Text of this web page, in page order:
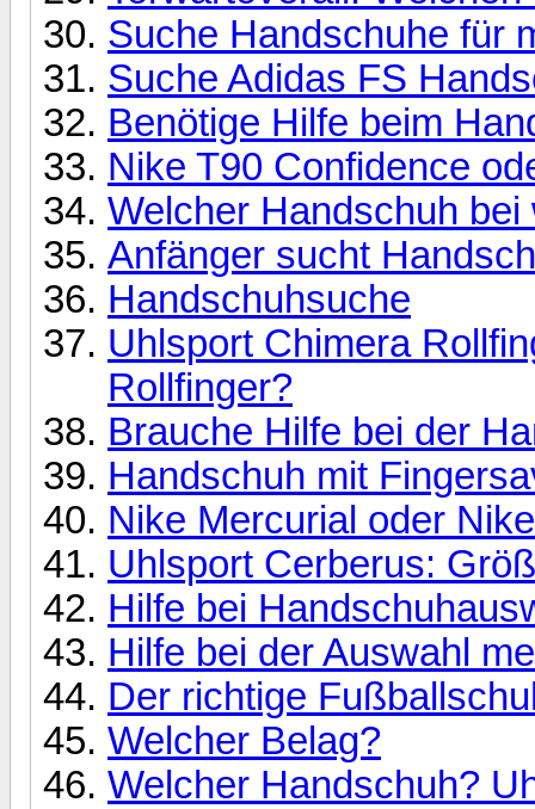
Suche Handschuhe für
Suche Adidas FS
Benötige Hilfe beim
Nike T90 Confidence
Welcher Handschuh
Anfänger sucht
Handschuhsuche
Uhlsport Chimera
Rollfinger?
Brauche Hilfe bei der
Handschuh mit
Nike Mercurial oder
Uhlsport Cerberus:
Hilfe bei
Hilfe bei der Auswahl
Der richtige
Welcher Belag?
Welcher Handschuh?